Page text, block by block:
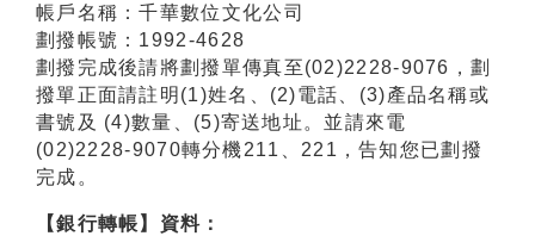
帳戶名稱：千華數位文化公司
劃撥帳號：1992-4628
劃撥完成後請將劃撥單傳真至(02)2228-9076，劃
撥單正面請註明(1)姓名、(2)電話、(3)產品名稱或
書號及 (4)數量、(5)寄送地址。並請來電
(02)2228-9070轉分機211、221，告知您已劃撥
完成。
【銀行轉帳】資料：